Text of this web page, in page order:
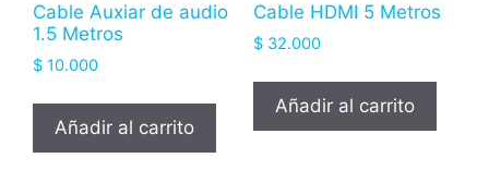
Cable Auxiar de audio
1.5 Metros
$ 10.000
Añadir al carrito
Cable HDMI 5 Metros
$32.000
Añadir al carrito